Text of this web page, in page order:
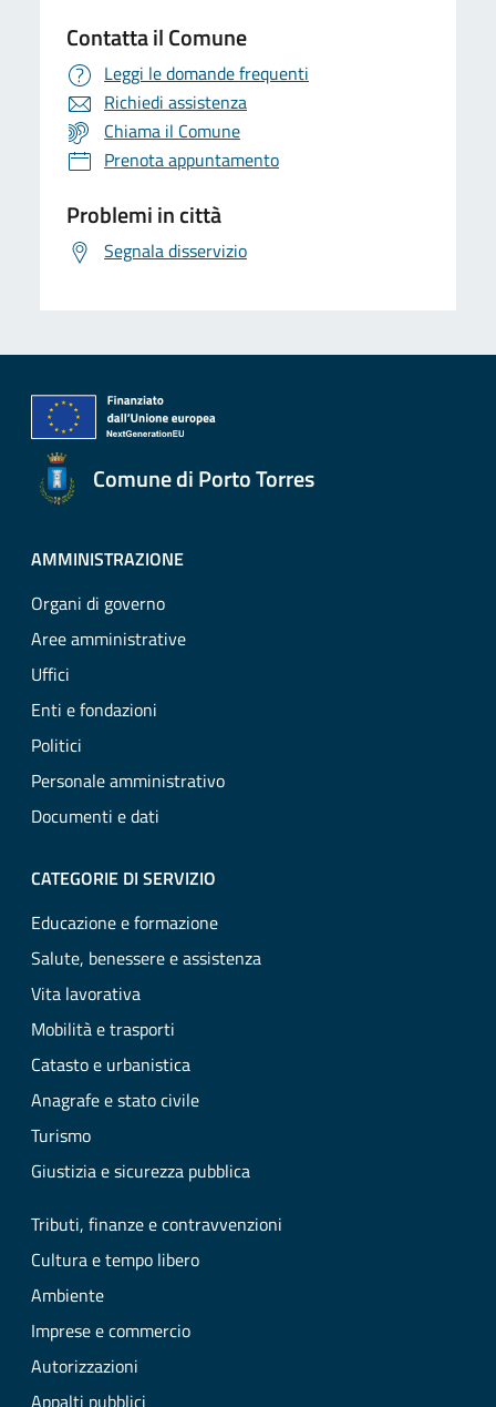
Contatta il Comune
Leggi le domande frequenti
Richiedi assistenza
Chiama il Comune
Prenota appuntamento
Problemi in città
Segnala disservizio
Comune di Porto Torres
AMMINISTRAZIONE
Organi di governo
Aree amministrative
Uffici
Enti e fondazioni
Politici
Personale amministrativo
Documenti e dati
CATEGORIE DI SERVIZIO
Educazione e formazione
Salute, benessere e assistenza
Vita lavorativa
Mobilità e trasporti
Catasto e urbanistica
Anagrafe e stato civile
Turismo
Giustizia e sicurezza pubblica
Tributi, finanze e contravvenzioni
Cultura e tempo libero
Ambiente
Imprese e commercio
Autorizzazioni